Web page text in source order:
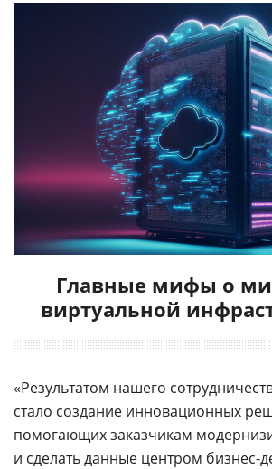
Главные мифы о
виртуальной
«Результатом нашего
стало создание инновационных
помогающих заказчикам
и сделать данные центром бизнес-